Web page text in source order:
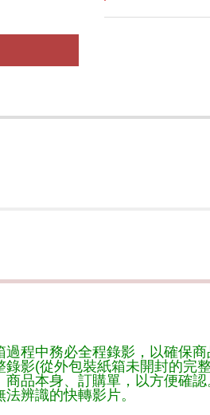
程中務必全程錄影，以確保商
影(從外包裝紙箱未開封的完
品本身、訂購單，以方便確認
辨識的快轉影片。